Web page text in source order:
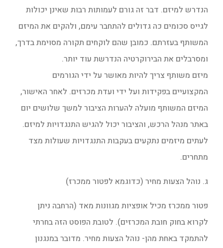
הנדרש למיזם. דבר זה גורם לעמותות רבות שאינן יכולות
לגייס סכומים כה גדולים להתחבר עימם, ולהקים את המיזם
המשותף בעזרתם. כמובן שהם לוקחים תקורה מסוימת בדרך,
ומסרבלים את הבירוקרטיה הנדרשת עוד יותר.
מיזם משותף צריך להיות מאושר על ידי הגורמים
המקצועיים בפקידות ועל ידי ועדת מכרזים. לאחר האישור,
המיזם המשותף מועלה להערות הציבור למשך שלושים יום
באתר מנהל הרכש, והציבור יכול להגיש התנגדויות למיזם.
לעתים מיזמים נתקעים בעקבות התנגדויות שעולות מצד
מתחרים.
ג. נוהל הצעות מחיר (כדוגמא לפטור ממכרז)
פטור ממכרז מכיל אופציות מגוונות מאד (הרחבה ניתן
לקרוא בחוק חובת המכרזים). לטובת הפוסט הזה בחרתי
להתמקד באחת מהן- נוהל הצעות מחיר. מדובר במנגנון